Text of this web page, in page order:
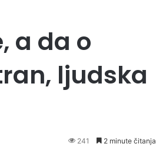
a da o
ljudska
241 2 minute čitanja